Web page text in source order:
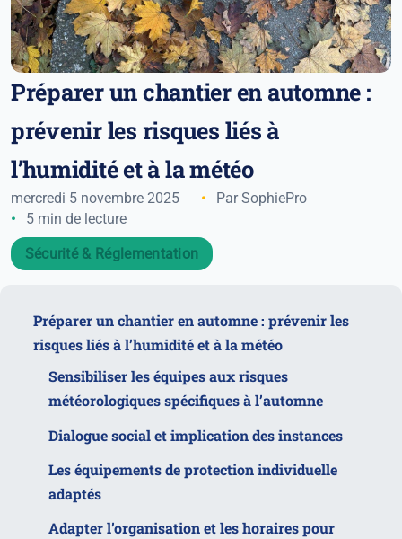
Préparer un chantier en automne :
prévenir les risques liés à
l’humidité et à la météo
mercredi 5 novembre 2025
Par SophiePro
5 min de lecture
Sécurité & Réglementation
Préparer un chantier en automne : prévenir les
risques liés à l’humidité et à la météo
Sensibiliser les équipes aux risques
météorologiques spécifiques à l’automne
Dialogue social et implication des instances
Les équipements de protection individuelle
adaptés
Adapter l’organisation et les horaires pour